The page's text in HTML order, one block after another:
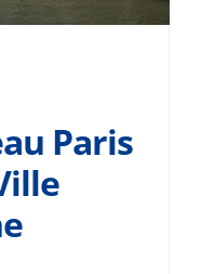
Paris